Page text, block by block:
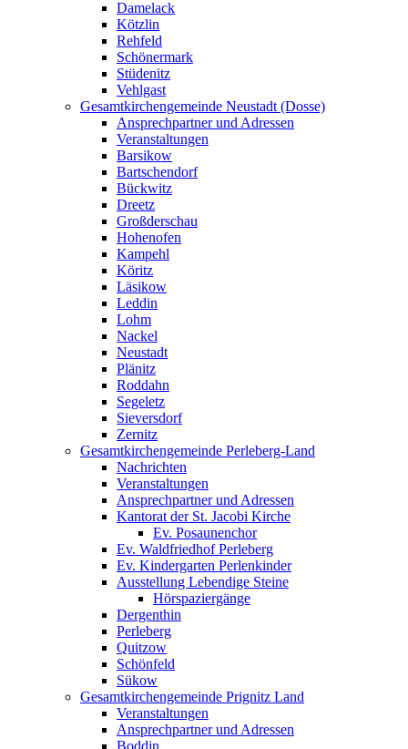
Damelack
Kötzlin
Rehfeld
Schönermark
Stüdenitz
Vehlgast
Gesamtkirchengemeinde Neustadt (Dosse)
Ansprechpartner und Adressen
Veranstaltungen
Barsikow
Bartschendorf
Bückwitz
Dreetz
Großderschau
Hohenofen
Kampehl
Köritz
Läsikow
Leddin
Lohm
Nackel
Neustadt
Plänitz
Roddahn
Segeletz
Sieversdorf
Zernitz
Gesamtkirchengemeinde Perleberg-Land
Nachrichten
Veranstaltungen
Ansprechpartner und Adressen
Kantorat der St. Jacobi Kirche
Ev. Posaunenchor
Ev. Waldfriedhof Perleberg
Ev. Kindergarten Perlenkinder
Ausstellung Lebendige Steine
Hörspaziergänge
Dergenthin
Perleberg
Quitzow
Schönfeld
Sükow
Gesamtkirchengemeinde Prignitz Land
Veranstaltungen
Ansprechpartner und Adressen
Boddin